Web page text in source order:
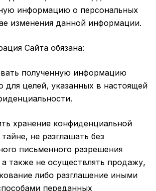
информацию о персональных
изменения данной информации.
Сайта обязана:
полученную информацию
для целей, указанных в настоящей
хранение конфиденциальной
не разглашать без
письменного разрешения
а также не осуществлять продажу,
либо разглашение иными
переданных